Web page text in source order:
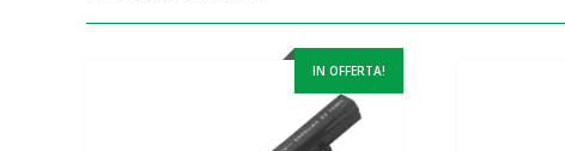
IN OFFERTA!